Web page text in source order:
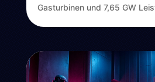
Gasturbinen und 7,65 GW